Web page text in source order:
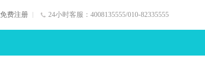
24小时客服：4008135555/010-82335555
免费注册